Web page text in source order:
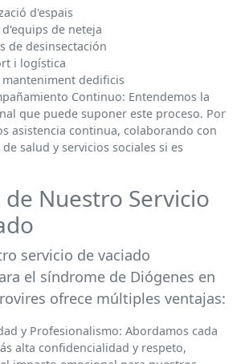
d'espais
de neteja
de desinsectación
i logística
manteniment dedificis
Continuo: Entendemos la
que puede suponer este proceso. Por
asistencia continua, colaborando con
salud y servicios sociales si es
Nuestro Servicio
servicio de vaciado
el síndrome de Diógenes en
ofrece múltiples ventajas:
y Profesionalismo: Abordamos cada
alta confidencialidad y respeto,